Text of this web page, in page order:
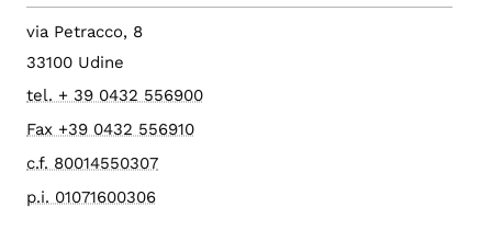
via Petracco, 8
33100 Udine
tel. + 39 0432 556900
Fax +39 0432 556910
c.f. 80014550307
p.i. 01071600306